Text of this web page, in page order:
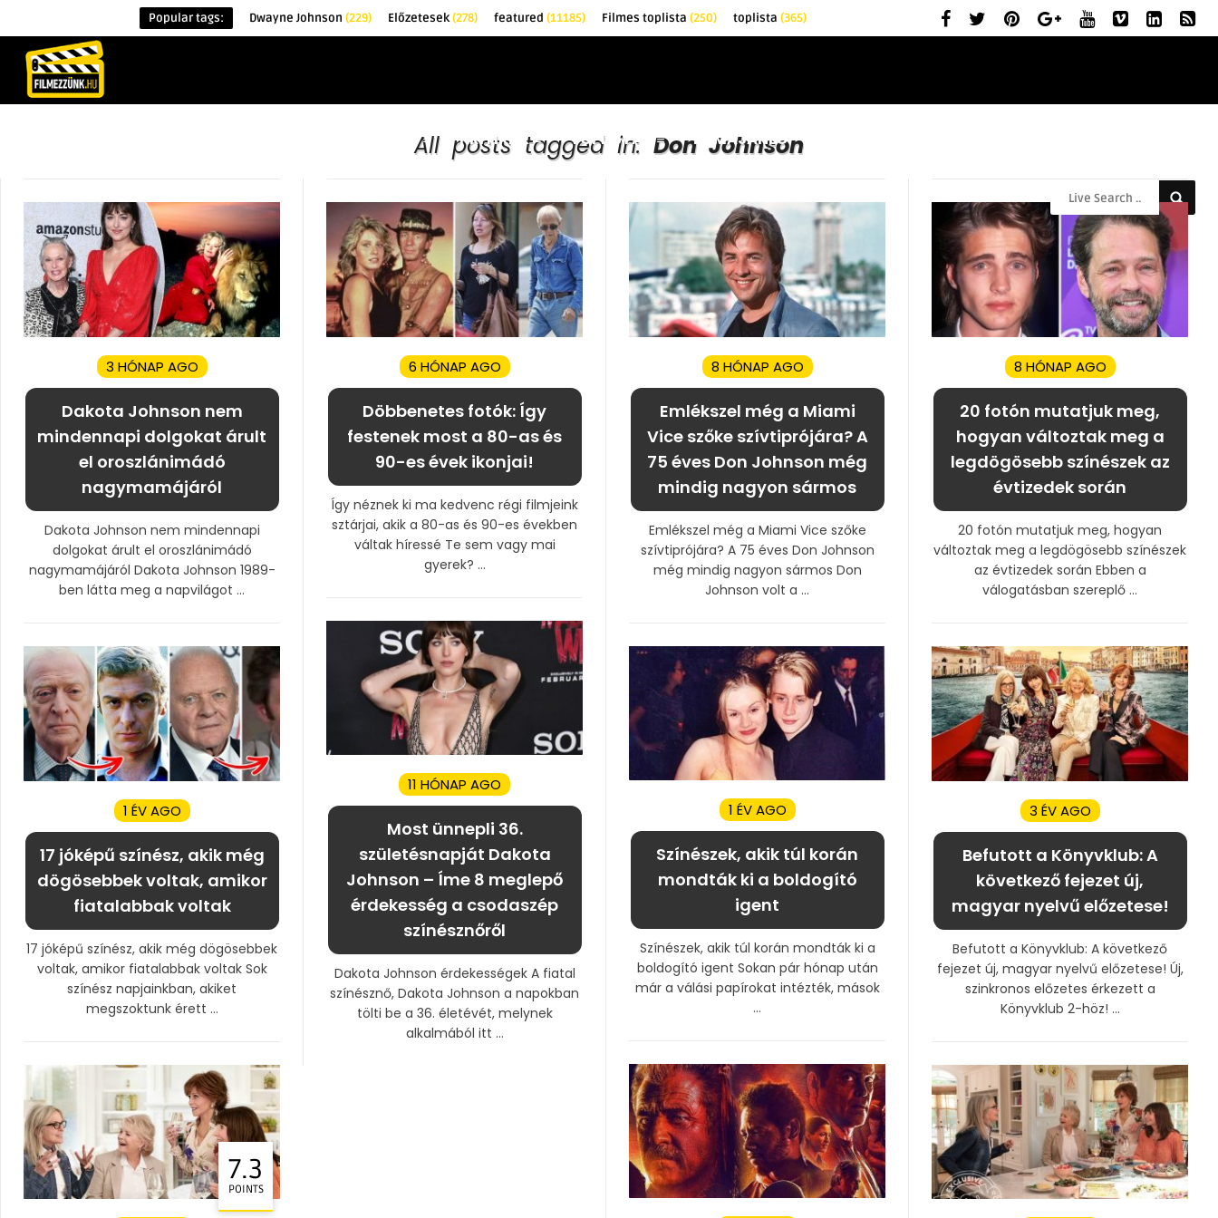
Popular tags: Dwayne Johnson (229) Előzetesek(278) featured (11185) Filmes toplista (250) toplista (365)
ÉRDEKESSÉGEK KRITIKÁK TOPLISTÁK FILMAJÁNLÓ
All posts tagged in: Don Johnson
3 HÓNAP AGO
Dakota Johnson nem
mindennapi dolgokat árult
el oroszlánimádó
nagymamájáról
Dakota Johnson nem mindennapi
dolgokat árult el oroszlánimádó
nagymamájáról Dakota Johnson 1989-
ben látta meg a napvilágot ...
6 HÓNAP AGO
Döbbenetes fotók: Így
festenek most a 80-as és
90-es évek ikonjai!
Így néznek ki ma kedvenc régi filmjeink
sztárjai, akik a 80-as és 90-es években
váltak híressé Te sem vagy mai
gyerek? ...
8 HÓNAP AGO
Emlékszel még a Miami
Vice szőke szívtiprójára? A
75 éves Don Johnson még
mindig nagyon sármos
Emlékszel még a Miami Vice szőke
szívtiprójára? A 75 éves Don Johnson
még mindig nagyon sármos Don
Johnson volt a ...
8 HÓNAP AGO
20 fotón mutatjuk meg,
hogyan változtak meg a
legdögösebb színészek az
évtizedek során
20 fotón mutatjuk meg, hogyan
változtak meg a legdögösebb színészek
az évtizedek során Ebben a
válogatásban szereplő ...
11 HÓNAP AGO
Most ünnepli 36.
születésnapját Dakota
Johnson – Íme 8 meglepő
érdekesség a csodaszép
színésznőről
Dakota Johnson érdekességek A fiatal
színésznő, Dakota Johnson a napokban
tölti be a 36. életévét, melynek
alkalmából itt ...
1 ÉV AGO
17 jóképű színész, akik még
dögösebbek voltak, amikor
fiatalabbak voltak
17 jóképű színész, akik még dögösebbek
voltak, amikor fiatalabbak voltak Sok
színész napjainkban, akiket
megszoktunk érett ...
1 ÉV AGO
Színészek, akik túl korán
mondták ki a boldogító
igent
Színészek, akik túl korán mondták ki a
boldogító igent Sokan pár hónap után
már a válási papírokat intézték, mások
...
3 ÉV AGO
Befutott a Könyvklub: A
következő fejezet új,
magyar nyelvű előzetese!
Befutott a Könyvklub: A következő
fejezet új, magyar nyelvű előzetese! Új,
szinkronos előzetes érkezett a
Könyvklub 2-höz! ...
7.3
POINTS